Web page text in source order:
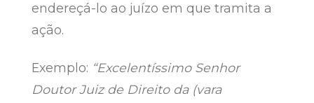
endereçá-lo ao juízo em que tramita a
ação.
Exemplo: “Excelentíssimo Senhor
Doutor Juiz de Direito da (vara